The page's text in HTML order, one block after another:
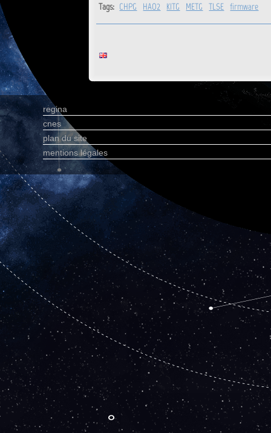
Tags: CHPG HAO2 KITG METG TLSE firmware
regina
cnes
plan du site
mentions légales